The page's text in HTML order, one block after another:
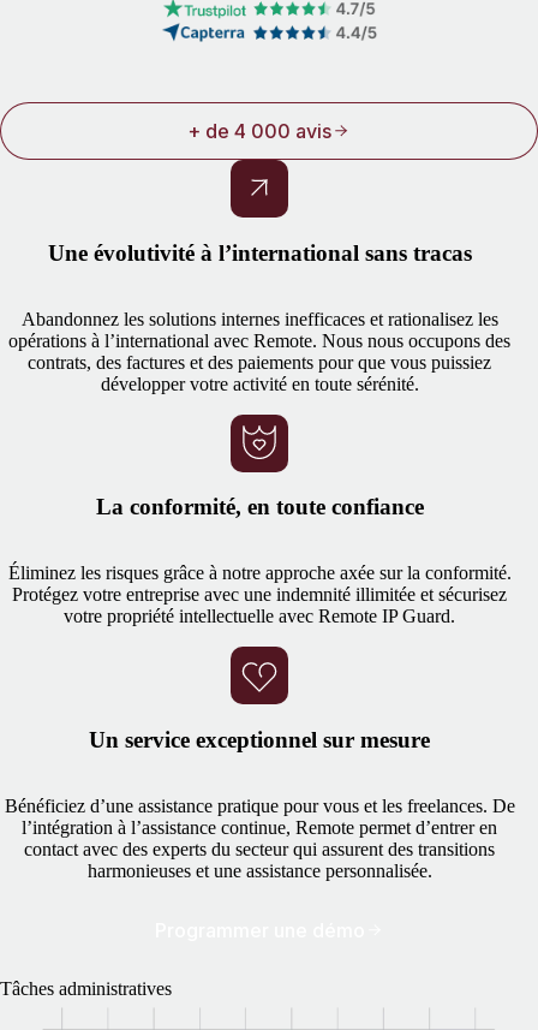
+ de 4 000 avis
Une évolutivité à l’international sans tracas
Abandonnez les solutions internes inefficaces et rationalisez les
opérations à l’international avec Remote. Nous nous occupons des
contrats, des factures et des paiements pour que vous puissiez
développer votre activité en toute sérénité.
La conformité, en toute confiance
Éliminez les risques grâce à notre approche axée sur la conformité.
Protégez votre entreprise avec une indemnité illimitée et sécurisez
votre propriété intellectuelle avec Remote IP Guard.
Un service exceptionnel sur mesure
Bénéficiez d’une assistance pratique pour vous et les freelances. De
l’intégration à l’assistance continue, Remote permet d’entrer en
contact avec des experts du secteur qui assurent des transitions
harmonieuses et une assistance personnalisée.
Tâches administratives